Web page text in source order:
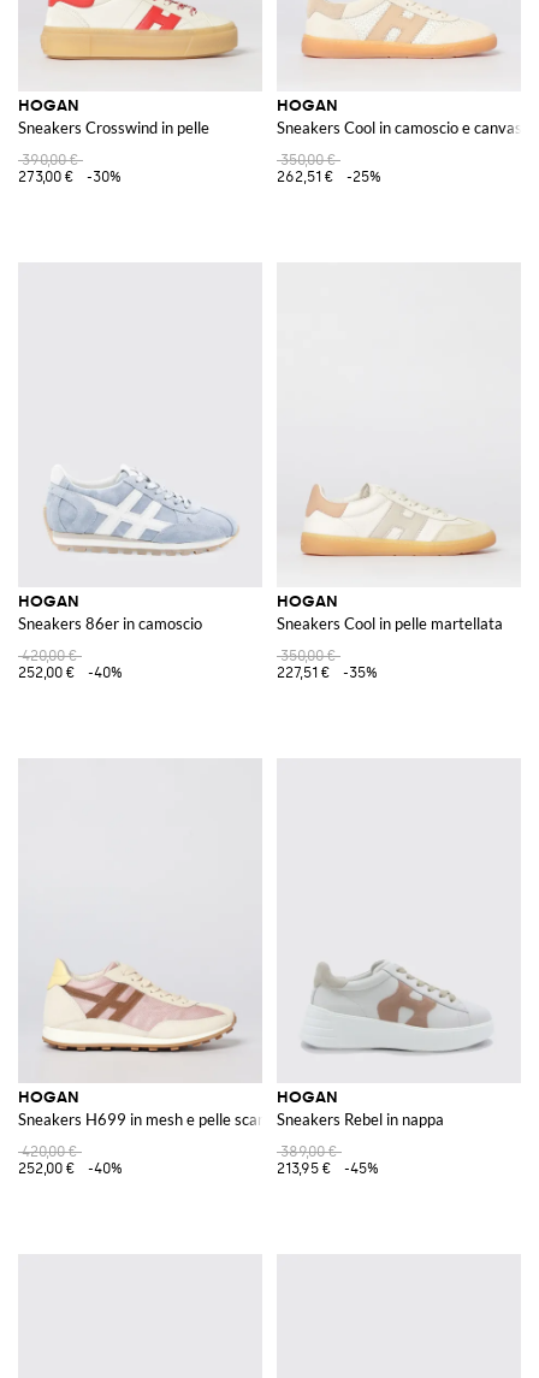
HOGAN
Sneakers Crosswind in pelle
390,00 €
273,00 €
-30%
HOGAN
Sneakers Cool in camoscio e canvas
350,00 €
262,51 €
-25%
HOGAN
Sneakers 86er in camoscio
420,00 €
252,00 €
-40%
HOGAN
Sneakers Cool in pelle martellata
350,00 €
227,51 €
-35%
HOGAN
Sneakers H699 in mesh e pelle scamosciata
420,00 €
252,00 €
-40%
HOGAN
Sneakers Rebel in nappa
389,00 €
213,95 €
-45%